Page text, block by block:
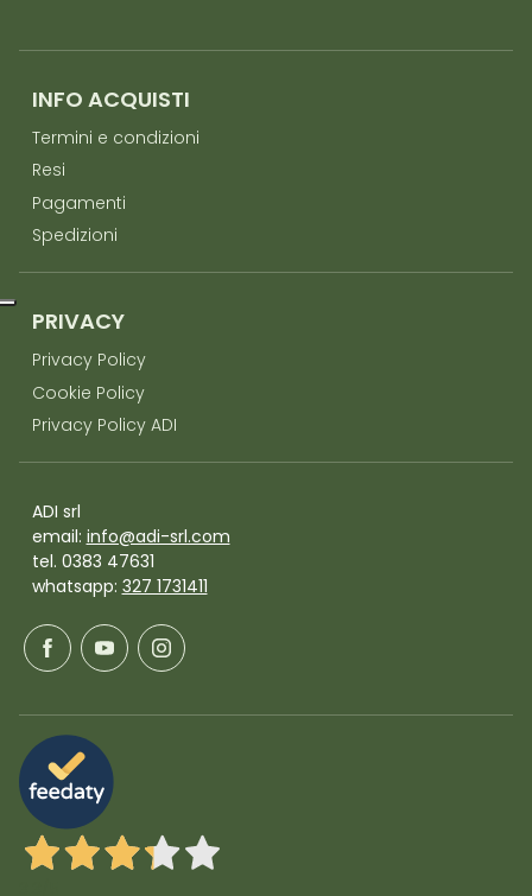
INFO ACQUISTI
Termini e condizioni
Resi
Pagamenti
Spedizioni
PRIVACY
Privacy Policy
Cookie Policy
Privacy Policy ADI
ADI srl
email: info@adi-srl.com
tel. 0383 47631
whatsapp: 327 1731411